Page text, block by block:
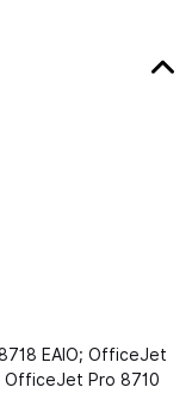
EAIO; OfficeJet
OfficeJet Pro 8710